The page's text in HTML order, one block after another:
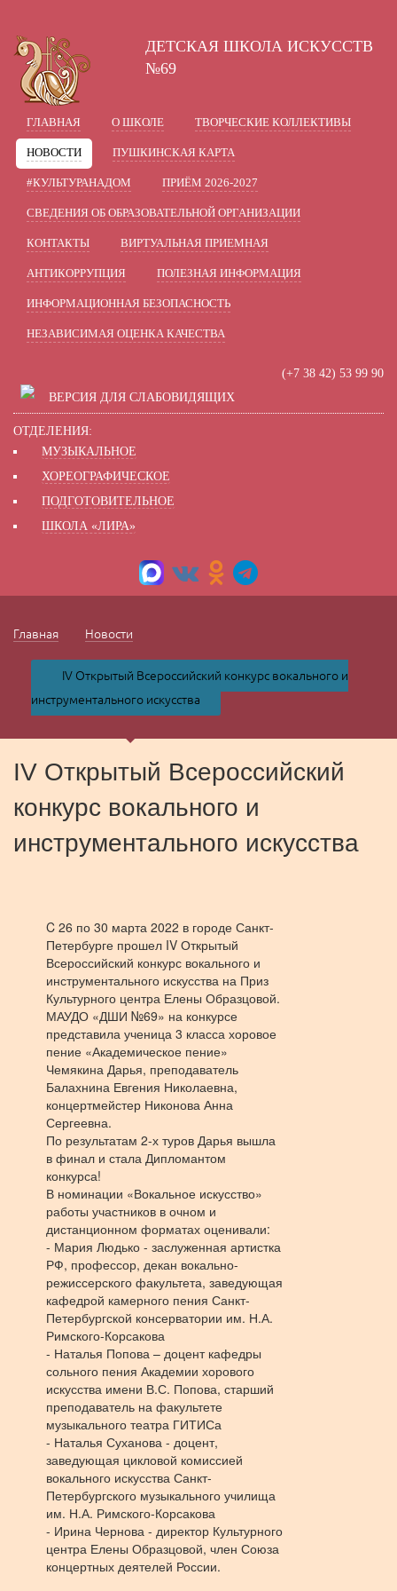
Графика: Включить изображения
Интервал:
Разрядка:
Гарнитура: Без засечек
ДЕТСКАЯ ШКОЛА ИСКУССТВ
№69
ГЛАВНАЯ О ШКОЛЕ ТВОРЧЕСКИЕ КОЛЛЕКТИВЫ
НОВОСТИ ПУШКИНСКАЯ КАРТА
#КУЛЬТУРАНАДОМ ПРИЁМ 2026-2027
СВЕДЕНИЯ ОБ ОБРАЗОВАТЕЛЬНОЙ ОРГАНИЗАЦИИ
КОНТАКТЫ ВИРТУАЛЬНАЯ ПРИЕМНАЯ
АНТИКОРРУПЦИЯ ПОЛЕЗНАЯ ИНФОРМАЦИЯ
ИНФОРМАЦИОННАЯ БЕЗОПАСНОСТЬ
НЕЗАВИСИМАЯ ОЦЕНКА КАЧЕСТВА
(+7 38 42) 53 99 90
ВЕРСИЯ ДЛЯ СЛАБОВИДЯЩИХ
ОТДЕЛЕНИЯ:
МУЗЫКАЛЬНОЕ
ХОРЕОГРАФИЧЕСКОЕ
ПОДГОТОВИТЕЛЬНОЕ
ШКОЛА «ЛИРА»
Главная Новости
IV Открытый Всероссийский конкурс вокального и
инструментального искусства
IV Открытый Всероссийский
конкурс вокального и
инструментального искусства
C 26 по 30 марта 2022 в городе Санкт-
Петербурге прошел IV Открытый
Всероссийский конкурс вокального и
инструментального искусства на Приз
Культурного центра Елены Образцовой.
МАУДО «ДШИ №69» на конкурсе
представила ученица 3 класса хоровое
пение «Академическое пение»
Чемякина Дарья, преподаватель
Балахнина Евгения Николаевна,
концертмейстер Никонова Анна
Сергеевна.
По результатам 2-х туров Дарья вышла
в финал и стала Дипломантом
конкурса!
В номинации «Вокальное искусство»
работы участников в очном и
дистанционном форматах оценивали:
- Мария Людько - заслуженная артистка
РФ, профессор, декан вокально-
режиссерского факультета, заведующая
кафедрой камерного пения Санкт-
Петербургской консерватории им. Н.А.
Римского-Корсакова
- Наталья Попова – доцент кафедры
сольного пения Академии хорового
искусства имени В.С. Попова, старший
преподаватель на факультете
музыкального театра ГИТИСа
- Наталья Суханова - доцент,
заведующая цикловой комиссией
вокального искусства Санкт-
Петербургского музыкального училища
им. Н.А. Римского-Корсакова
- Ирина Чернова - директор Культурного
центра Елены Образцовой, член Союза
концертных деятелей России.